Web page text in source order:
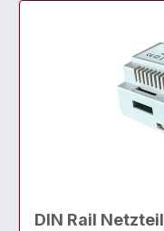
DIN Rail Netzteil